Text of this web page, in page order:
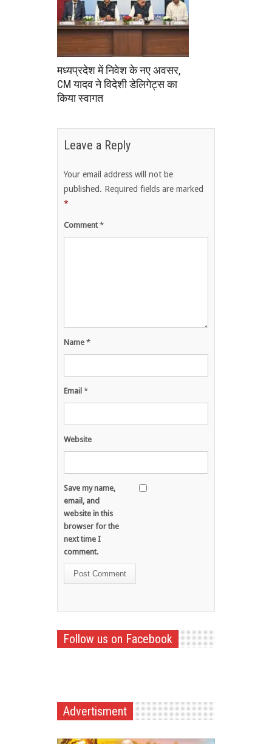
मध्यप्रदेश में निवेश के नए अवसर,
CM यादव ने विदेशी डेलिगेट्स का
किया स्वागत
Leave a Reply
Your email address will not be
published. Required fields are marked
*
Comment*
Name *
Email *
Website
Save my name,
email, and
website in this
browser for the
next time I
comment.
Follow us on Facebook
Advertisment